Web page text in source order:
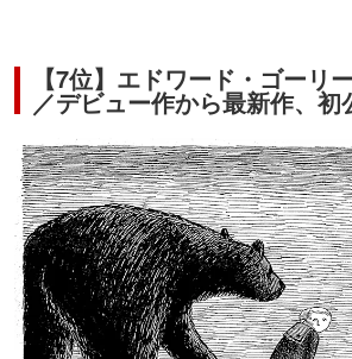
【7位】エドワード・ゴーリ
／デビュー作から最新作、初